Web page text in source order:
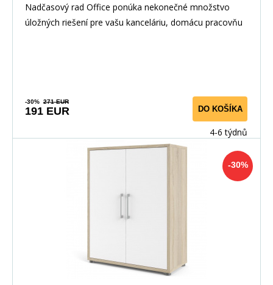
Nadčasový rad Office ponúka nekonečné množstvo
úložných riešení pre vašu kanceláriu, domácu pracovňu
-30% 271 EUR
191 EUR DO KOŠÍKA
4-6 týdnů
-30%